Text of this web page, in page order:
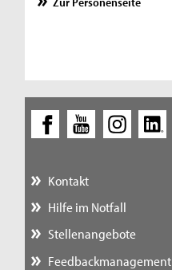
Kontakt
Hilfe im Notfall
Stellenangebote
Feedbackmanagement